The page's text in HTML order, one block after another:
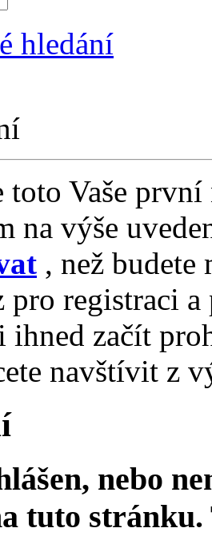
hledání
toto Vaše
na výše
, než
pro registraci
ihned začít
navštívit z
nebo
tuto